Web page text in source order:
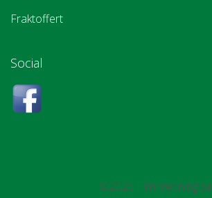
Fraktoffert
Social
©2026 Fårinredning.se